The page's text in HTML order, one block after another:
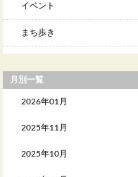
イベント
まち歩き
月別一覧
2026年01月
2025年11月
2025年10月